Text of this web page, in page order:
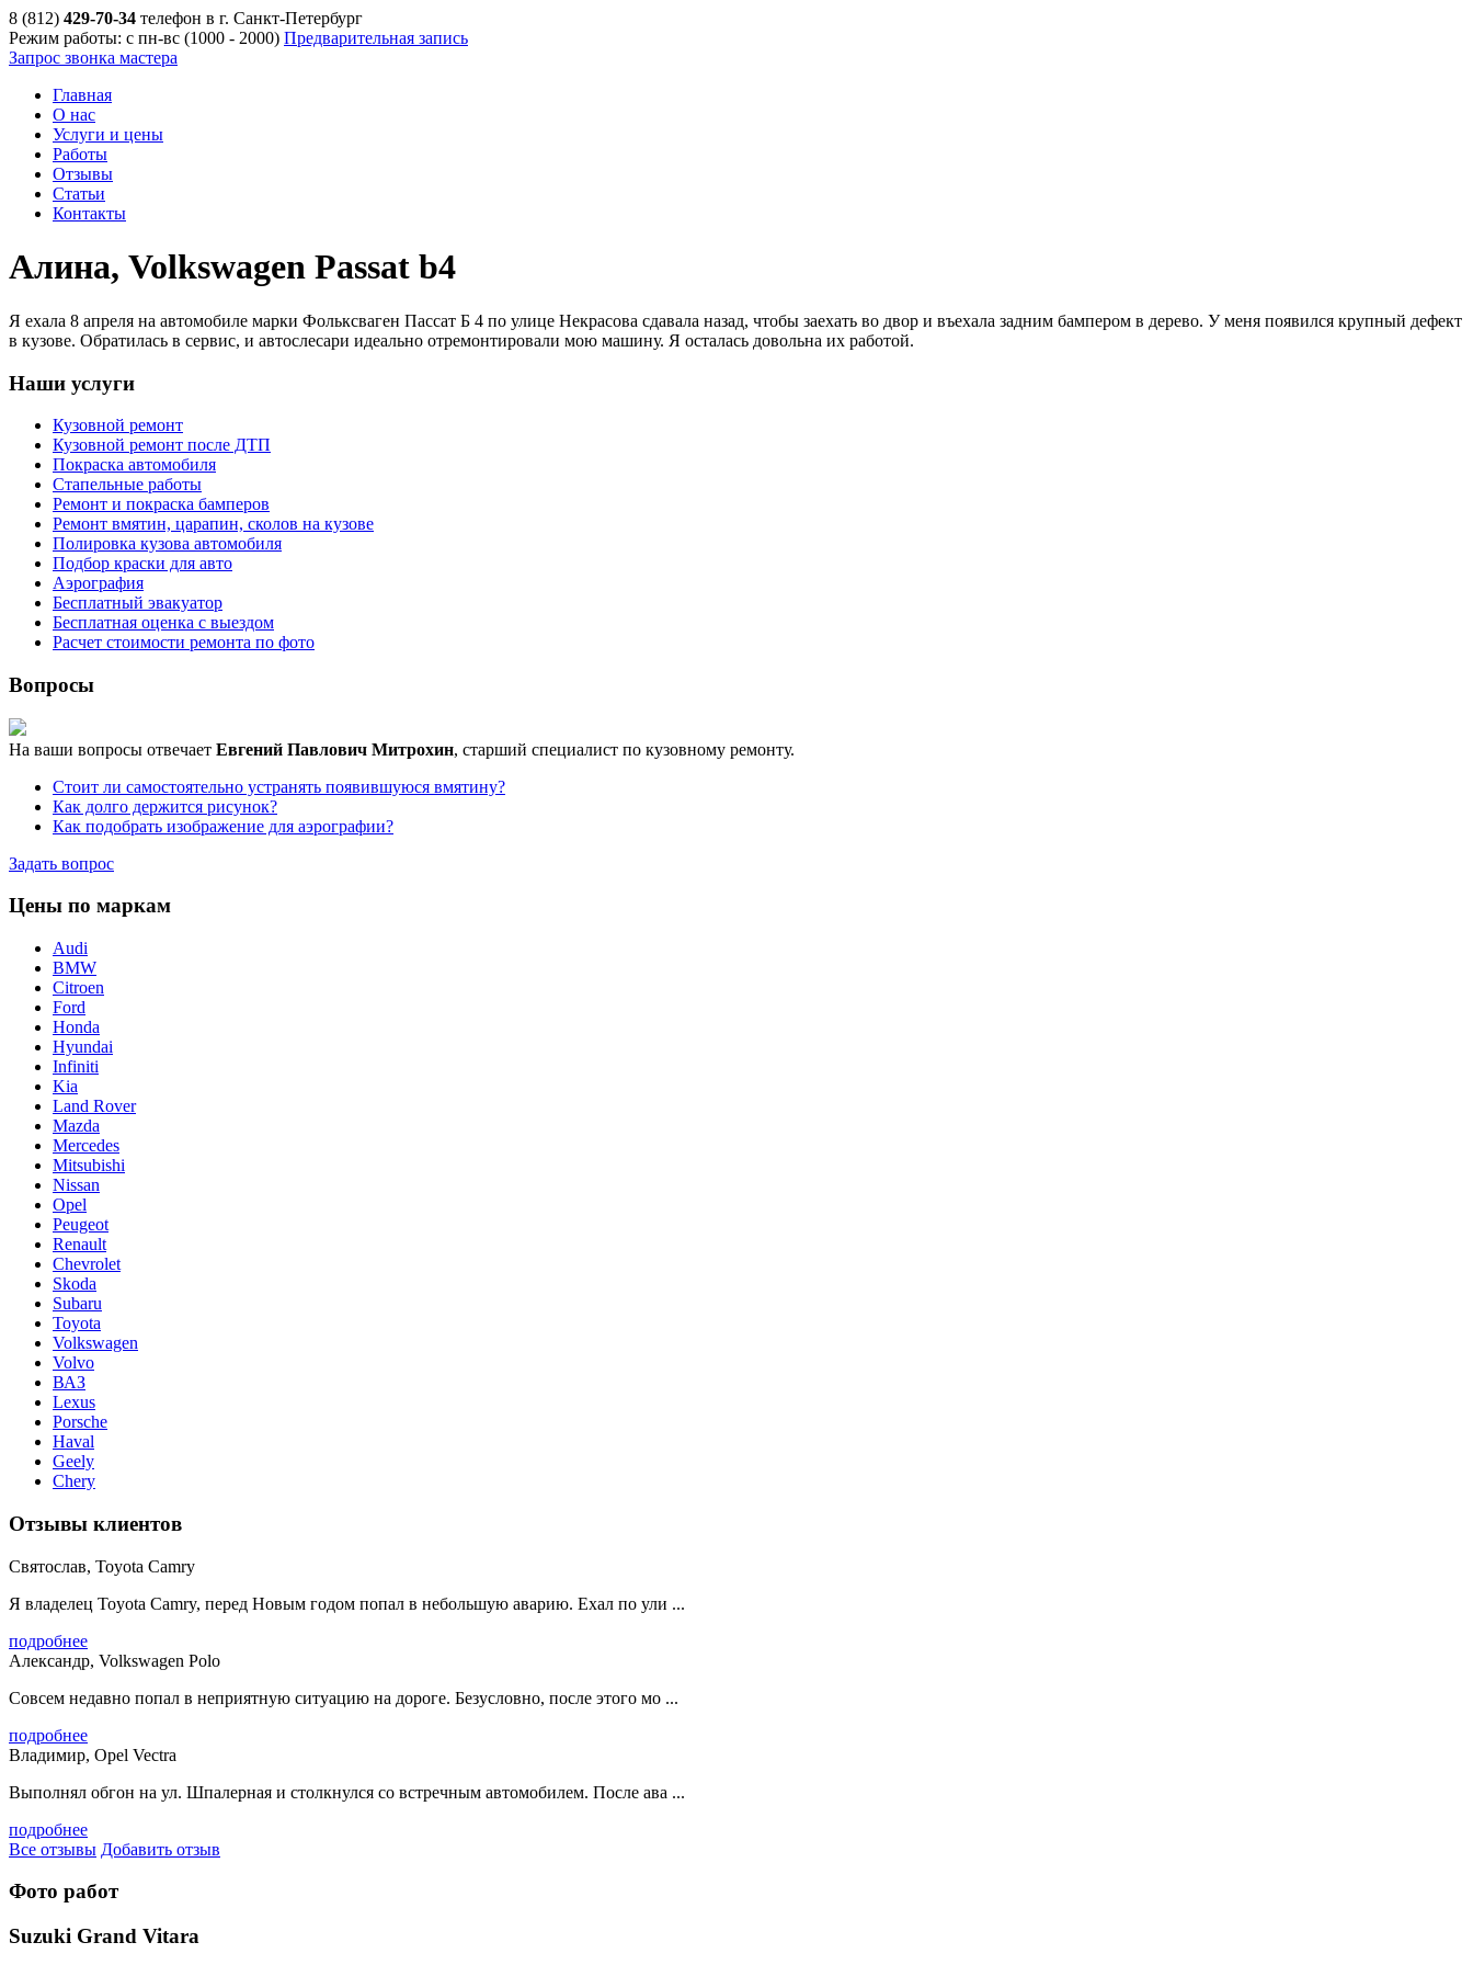
8 (812) 429-70-34 телефон в г. Санкт-Петербург
Режим работы: с пн-вс (1000 - 2000) Предварительная запись
Запрос звонка мастера
Главная
О нас
Услуги и цены
Работы
Отзывы
Статьи
Контакты
Алина, Volkswagen Passat b4
Я ехала 8 апреля на автомобиле марки Фольксваген Пассат Б 4 по улице Некрасова сдавала назад, чтобы заехать во двор и въехала задним бампером в дерево. У меня появился крупный дефект
в кузове. Обратилась в сервис, и автослесари идеально отремонтировали мою машину. Я осталась довольна их работой.
Наши услуги
Кузовной ремонт
Кузовной ремонт после ДТП
Покраска автомобиля
Стапельные работы
Ремонт и покраска бамперов
Ремонт вмятин, царапин, сколов на кузове
Полировка кузова автомобиля
Подбор краски для авто
Аэрография
Бесплатный эвакуатор
Бесплатная оценка с выездом
Расчет стоимости ремонта по фото
Вопросы
На ваши вопросы отвечает Евгений Павлович Митрохин, старший специалист по кузовному ремонту.
Стоит ли самостоятельно устранять появившуюся вмятину?
Как долго держится рисунок?
Как подобрать изображение для аэрографии?
Задать вопрос
Цены по маркам
Audi
BMW
Citroen
Ford
Honda
Hyundai
Infiniti
Kia
Land Rover
Mazda
Mercedes
Mitsubishi
Nissan
Opel
Peugeot
Renault
Chevrolet
Skoda
Subaru
Toyota
Volkswagen
Volvo
ВАЗ
Lexus
Porsche
Haval
Geely
Chery
Отзывы клиентов
Святослав, Toyota Camry
Я владелец Toyota Camry, перед Новым годом попал в небольшую аварию. Ехал по ули ...
подробнее
Александр, Volkswagen Polo
Совсем недавно попал в неприятную ситуацию на дороге. Безусловно, после этого мо ...
подробнее
Владимир, Opel Vectra
Выполнял обгон на ул. Шпалерная и столкнулся со встречным автомобилем. После ава ...
подробнее
Все отзывы Добавить отзыв
Фото работ
Suzuki Grand Vitara